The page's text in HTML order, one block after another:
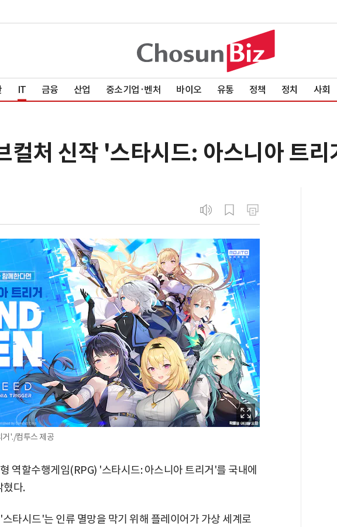
IT 금융 산업 중소기업·벤처 바이오 유통 정책 정치 사회
컬처 신작 '스타시드: 아스니아 트
거'./컴투스 제공
역할수행게임(RPG) '스타시드: 아스니아 트리거'를 국내에
혔다.
타시드'는 인류 멸망을 막기 위해 플레이어가 가상 세계로